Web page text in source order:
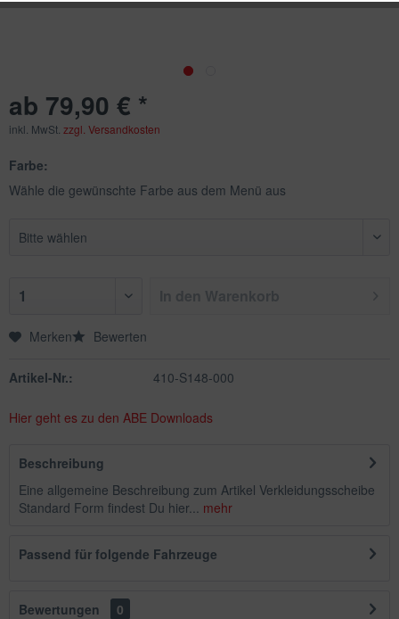
ab 79,90 € *
inkl. MwSt. zzgl. Versandkosten
Farbe:
Wähle die gewünschte Farbe aus dem Menü aus
Merken Bewerten
Artikel-Nr.: 410-S148-000
Hier geht es zu den ABE Downloads
Beschreibung
Eine allgemeine Beschreibung zum Artikel Verkleidungsscheibe
Standard Form findest Du hier... mehr
Passend für folgende Fahrzeuge
Bewertungen
0